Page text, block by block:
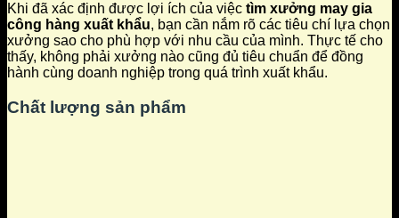
Khi đã xác định được lợi ích của việc tìm xưởng may gia
công hàng xuất khẩu, bạn cần nắm rõ các tiêu chí lựa chọn
xưởng sao cho phù hợp với nhu cầu của mình. Thực tế cho
thấy, không phải xưởng nào cũng đủ tiêu chuẩn để đồng
hành cùng doanh nghiệp trong quá trình xuất khẩu.
Chất lượng sản phẩm